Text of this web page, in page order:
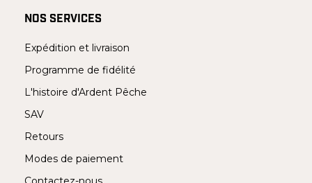
NOS SERVICES
Expédition et livraison
Programme de fidélité
L'histoire d'Ardent Pêche
SAV
Retours
Modes de paiement